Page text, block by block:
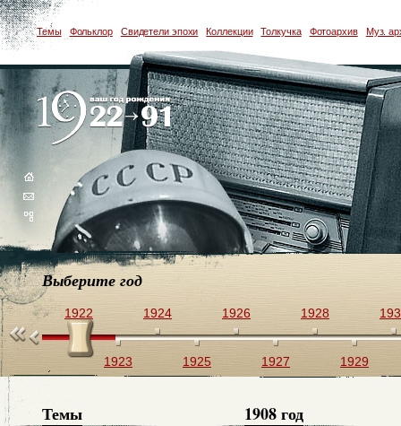
Темы Фольклор Свидетели эпохи Коллекции Толкучка Фотоархив Муз.
Выберите год
1922
1923
1924
1925
1926
1927
1928
1929
1908 год
Темы